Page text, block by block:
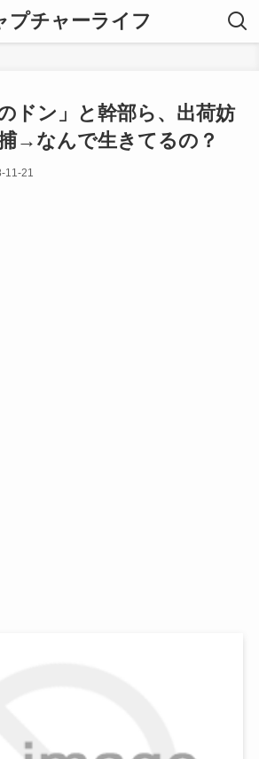
プチャーライフ
ドン」と幹部ら、出荷妨
→なんで生きてるの？
11-21